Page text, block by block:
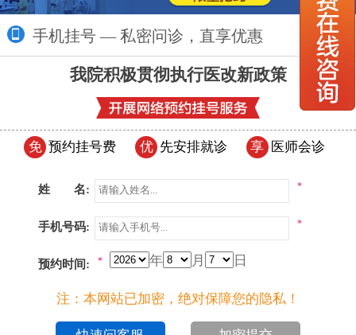
手机挂号 — 私密问诊，直享优惠 更多>>
我院积极贯彻执行医改新政策
免 预约挂号费 优 先安排就诊 享 医师会诊
姓 名: *
手机号码: *
预约时间: 年 月 日
*
注：本网站已加密，绝对保障您的隐私！